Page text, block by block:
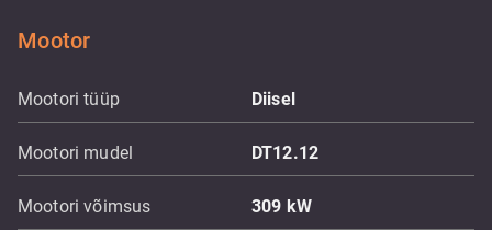
Mootor
Mootori tüüp Diisel
Mootori mudel DT12.12
Mootori võimsus 309 kW